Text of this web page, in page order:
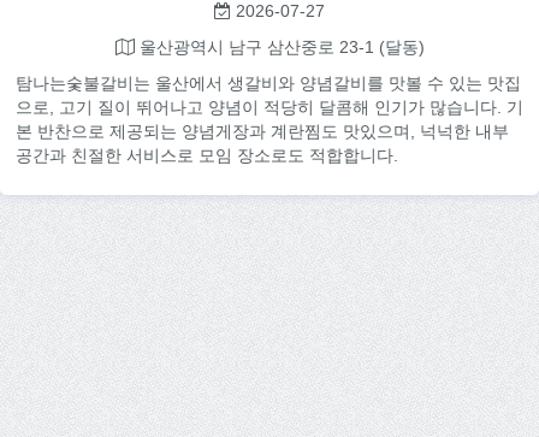
2026-07-27
울산광역시 남구 삼산중로 23-1 (달동)
탐나는숯불갈비는 울산에서 생갈비와 양념갈비를 맛볼 수 있는 맛집
으로, 고기 질이 뛰어나고 양념이 적당히 달콤해 인기가 많습니다. 기
본 반찬으로 제공되는 양념게장과 계란찜도 맛있으며, 넉넉한 내부
공간과 친절한 서비스로 모임 장소로도 적합합니다.